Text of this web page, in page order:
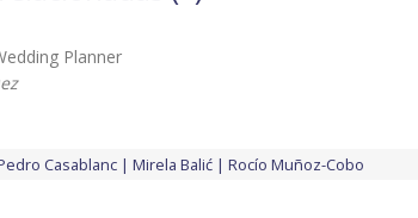
Planner
Casablanc Mirela Balić Rocío Muñoz-Cobo